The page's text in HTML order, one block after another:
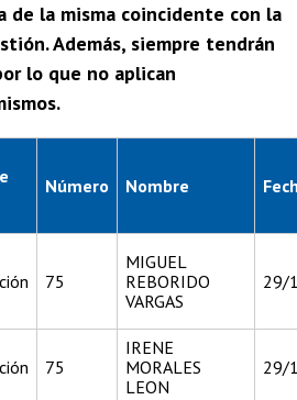
de la misma coincidente con la
Además, siempre tendrán
lo que no aplican
Número Nombre
75
MIGUEL
REBORIDO
VARGAS
29/
75
IRENE
MORALES
LEON
29/